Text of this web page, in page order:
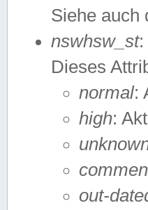
Siehe auch
nswhsw_st:
Dieses
normal:
high:
out-